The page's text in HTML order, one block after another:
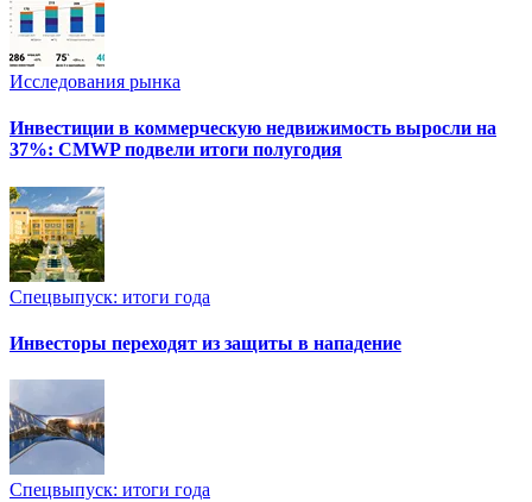
Исследования рынка
Инвестиции в коммерческую недвижимость выросли на
37%: CMWP подвели итоги полугодия
Спецвыпуск: итоги года
Инвесторы переходят из защиты в нападение
Спецвыпуск: итоги года